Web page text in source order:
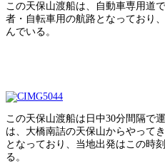
この天保山渡船は、自動車専用道
者・自転車用の航路となっており
んでいる。
この天保山渡船は日中30分間隔で
は、大橋南詰の天保山からやって
となっており、当地出発はこの時
る。